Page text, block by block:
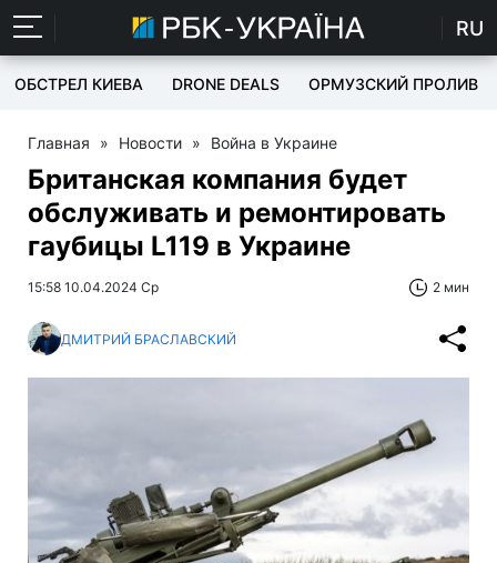
RU
ОБСТРЕЛ КИЕВА DRONE DEALS ОРМУЗСКИЙ ПРОЛИВ
Главная » Новости » Война в Украине
Британская компания будет
обслуживать и ремонтировать
гаубицы L119 в Украине
15:58 10.04.2024 Ср 2 мин
ДМИТРИЙ БРАСЛАВСКИЙ